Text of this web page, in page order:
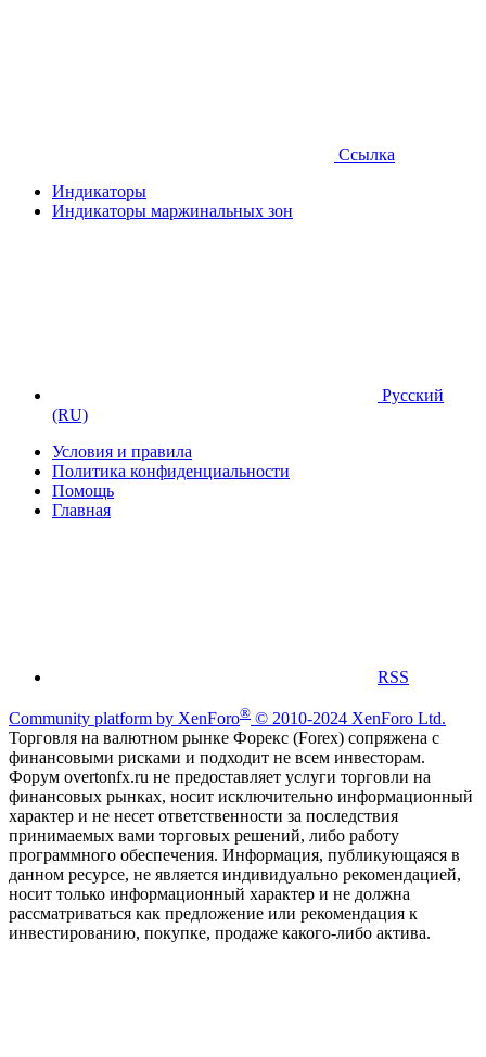
Ссылка
Индикаторы
Индикаторы маржинальных зон
Русский
(RU)
Условия и правила
Политика конфиденциальности
Помощь
Главная
RSS
Community platform by XenForo® © 2010-2024 XenForo Ltd.
Торговля на валютном рынке Форекс (Forex) сопряжена с
финансовыми рисками и подходит не всем инвесторам.
Форум overtonfx.ru не предоставляет услуги торговли на
финансовых рынках, носит исключительно информационный
характер и не несет ответственности за последствия
принимаемых вами торговых решений, либо работу
программного обеспечения. Информация, публикующаяся в
данном ресурсе, не является индивидуально рекомендацией,
носит только информационный характер и не должна
рассматриваться как предложение или рекомендация к
инвестированию, покупке, продаже какого-либо актива.